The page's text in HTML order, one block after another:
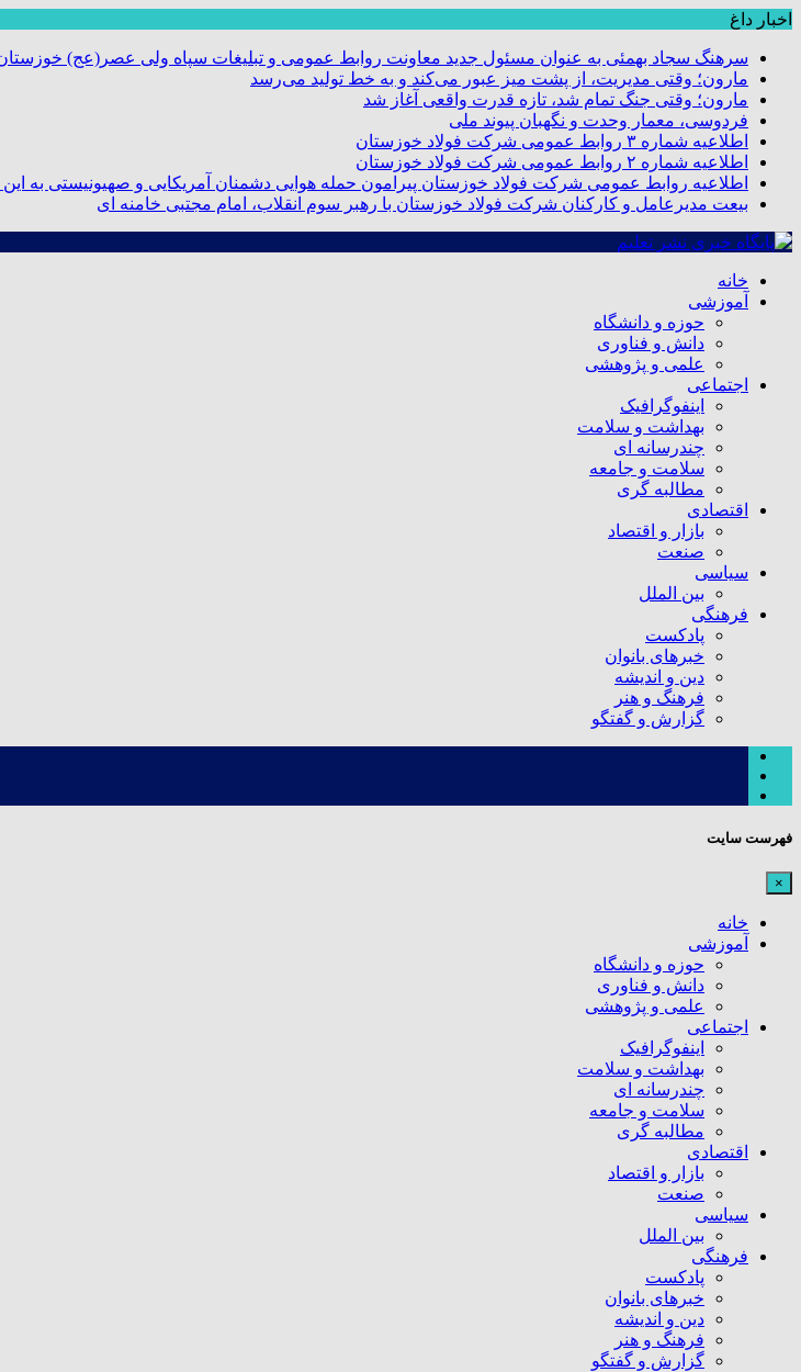
اخبار داغ
سرهنگ سجاد بهمئی به عنوان مسئول جدید معاونت روابط عمومی و تبلیغات سپاه ولی عصر(عج)
مارون؛ وقتی مدیریت، از پشت میز عبور می‌کند و به خط تولید می‌رسد
مارون؛ وقتی جنگ تمام شد، تازه قدرت واقعی آغاز شد
فردوسی، معمار وحدت و نگهبان پیوند ملی
اطلاعیه شماره ۳ روابط عمومی شرکت فولاد خوزستان
اطلاعیه شماره ۲ روابط عمومی شرکت فولاد خوزستان
اطلاعیه روابط عمومی شرکت فولاد خوزستان پیرامون حمله هوایی دشمنان آمریکایی و صهیونیستی به
بیعت مدیرعامل و کارکنان شرکت فولاد خوزستان با رهبر سوم انقلاب، امام مجتبی خامنه ای
خانه
آموزشی
حوزه و دانشگاه
دانش و فناوری
علمی و پژوهشی
اجتماعی
اینفوگرافیک
بهداشت و سلامت
چندرسانه ای
سلامت و جامعه
مطالبه گری
اقتصادی
بازار و اقتصاد
صنعت
سیاسی
بین الملل
فرهنگی
پادکست
خبرهای بانوان
دین و اندیشه
فرهنگ و هنر
گزارش و گفتگو
فهرست سایت
×
خانه
آموزشی
حوزه و دانشگاه
دانش و فناوری
علمی و پژوهشی
اجتماعی
اینفوگرافیک
بهداشت و سلامت
چندرسانه ای
سلامت و جامعه
مطالبه گری
اقتصادی
بازار و اقتصاد
صنعت
سیاسی
بین الملل
فرهنگی
پادکست
خبرهای بانوان
دین و اندیشه
فرهنگ و هنر
گزارش و گفتگو